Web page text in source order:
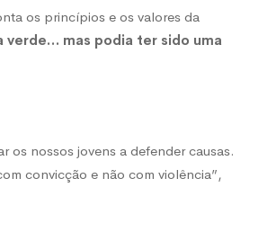
os princípios e os valores da
verde… mas podia ter sido uma
os nossos jovens a defender causas.
convicção e não com violência”,